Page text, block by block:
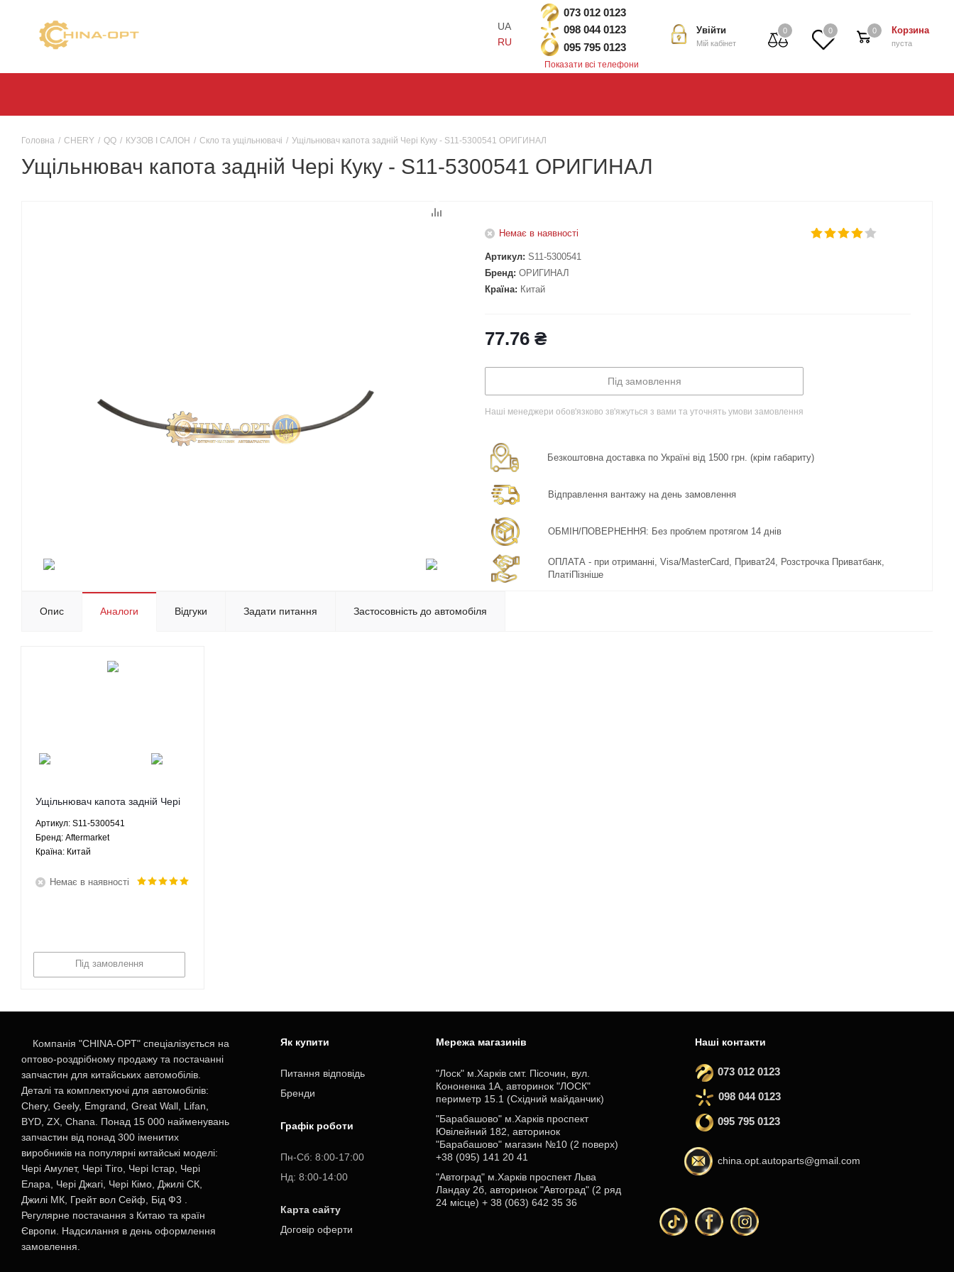
UA
RU
0 0 Корзина
пуста
0
Увійти
Мій кабінет
073 012 0123
098 044 0123
095 795 0123
Показати всі телефони
Головна / CHERY / QQ / КУЗОВ І САЛОН / Скло та ущільнювачі / Ущільнювач капота задній Чері Куку - S11-5300541 ОРИГИНАЛ
Ущільнювач капота задній Чері Куку - S11-5300541 ОРИГИНАЛ
Немає в наявності
Артикул: S11-5300541
Бренд: ОРИГИНАЛ
Країна: Китай
77.76 ₴
Під замовлення
Наші менеджери обов'язково зв'яжуться з вами та уточнять умови замовлення
Безкоштовна доставка по Україні від 1500 грн. (крім габариту)
Відправлення вантажу на день замовлення
ОБМІН/ПОВЕРНЕННЯ: Без проблем протягом 14 днів
ОПЛАТА - при отриманні, Visa/MasterCard, Приват24, Розстрочка Приватбанк,
ПлатіПізніше
Опис Аналоги Відгуки Задати питання Застосовність до автомобіля
Ущільнювач капота задній Чері
Артикул: S11-5300541
Брeнд: Aftermarket
Країна: Китай
Немає в наявності
Під замовлення
Компанія "CHINA-OPT" спеціалізується на
оптово-роздрібному продажу та постачанні
запчастин для китайських автомобілів.
Деталі та комплектуючі для автомобілів:
Chery, Geely, Emgrand, Great Wall, Lifan,
BYD, ZX, Chana. Понад 15 000 найменувань
запчастин від понад 300 іменитих
виробників на популярні китайські моделі:
Чері Амулет, Чері Тіго, Чері Істар, Чері
Елара, Чері Джагі, Чері Кімо, Джилі СК,
Джилі МК, Грейт вол Сейф, Бід Ф3 .
Регулярне постачання з Китаю та країн
Європи. Надсилання в день оформлення
замовлення.
Як купити
Питання відповідь
Бренди
Графік роботи
Пн-Cб: 8:00-17:00
Нд: 8:00-14:00
Карта сайту
Договір оферти
Мережа магазинів
"Лоск" м.Харків смт. Пісочин, вул.
Кононенка 1А, авторинок "ЛОСК"
периметр 15.1 (Східний майданчик)
"Барабашово" м.Харків проспект
Ювілейний 182, авторинок
"Барабашово" магазин №10 (2 поверх)
+38 (095) 141 20 41
"Автоград" м.Харків проспект Льва
Ландау 2б, авторинок "Автоград" (2 ряд
24 місце) + 38 (063) 642 35 36
Наші контакти
073 012 0123
098 044 0123
095 795 0123
china.opt.autoparts@gmail.com